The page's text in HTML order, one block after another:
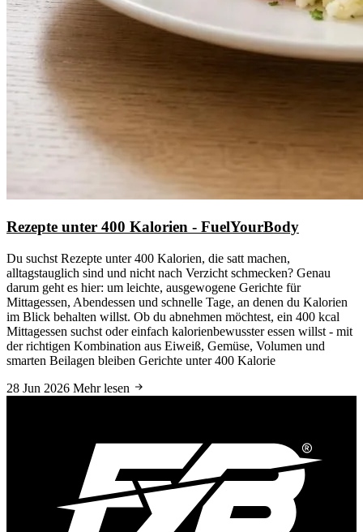
Rezepte unter 400 Kalorien - FuelYourBody
Du suchst Rezepte unter 400 Kalorien, die satt machen,
alltagstauglich sind und nicht nach Verzicht schmecken? Genau
darum geht es hier: um leichte, ausgewogene Gerichte für
Mittagessen, Abendessen und schnelle Tage, an denen du Kalorien
im Blick behalten willst. Ob du abnehmen möchtest, ein 400 kcal
Mittagessen suchst oder einfach kalorienbewusster essen willst - mit
der richtigen Kombination aus Eiweiß, Gemüse, Volumen und
smarten Beilagen bleiben Gerichte unter 400 Kalorie
28 Jun 2026 Mehr lesen